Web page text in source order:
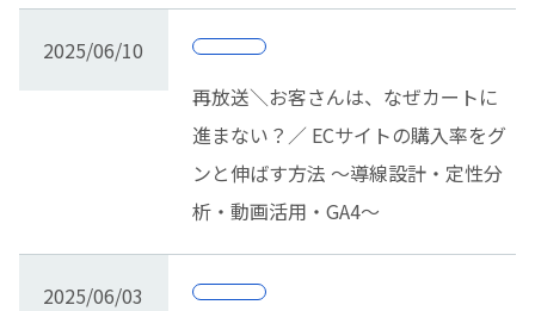
2025/06/10
再放送＼お客さんは、なぜカートに
進まない？／ ECサイトの購入率をグ
ンと伸ばす方法 ～導線設計・定性分
析・動画活用・GA4～
2025/06/03